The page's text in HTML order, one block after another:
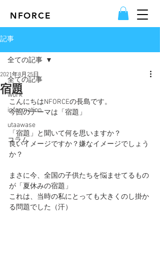
NFORCE
記事
全ての記事
work
information
utaawase
コラム
全ての記事
宿題
2021年8月25日
こんにちはNFORCEの長島です。
今回のテーマは「宿題」
「宿題」と聞いて何を思いますか？
良いイメージですか？嫌なイメージでしょう
か？
まさに今、全国の子供たちを悩ませてるもの
が「夏休みの宿題」
これは、当時の私にとっても大きくのし掛か
る問題でした（汗）